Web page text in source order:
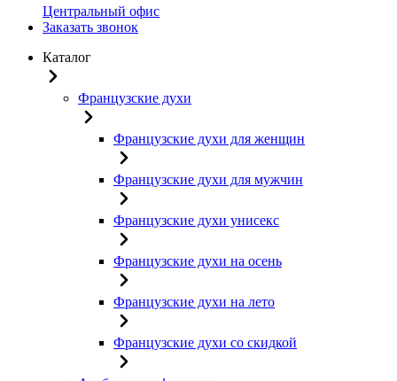
Центральный офис
Заказать звонок
Каталог
Французские духи
Французские духи для женщин
Французские духи для мужчин
Французские духи унисекс
Французские духи на осень
Французские духи на лето
Французские духи со скидкой